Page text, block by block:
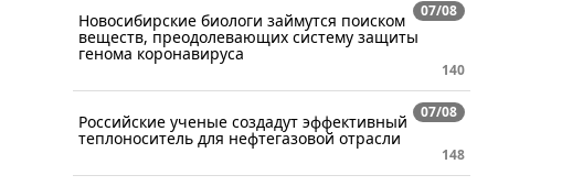
07/08
Новосибирские биологи займутся поиском
веществ, преодолевающих систему защиты
генома коронавируса
140
07/08
Российские ученые создадут эффективный
теплоноситель для нефтегазовой отрасли
148